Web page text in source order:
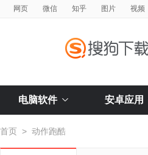
网页 微信 知乎 图片 视频
电脑软件 安卓应用
首页 > 动作跑酷